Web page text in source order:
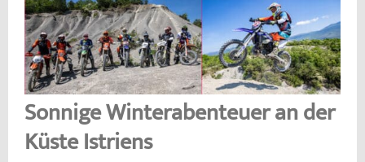
Sonnige Winterabenteuer an der
Küste Istriens